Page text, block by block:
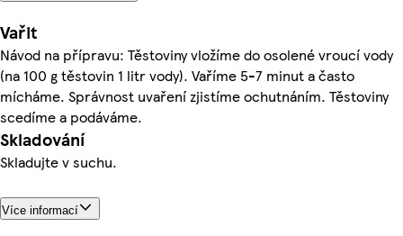
Vařit
Návod na přípravu: Těstoviny vložíme do osolené vroucí vody
(na 100 g těstovin 1 litr vody). Vaříme 5-7 minut a často
mícháme. Správnost uvaření zjistíme ochutnáním. Těstoviny
scedíme a podáváme.
Skladování
Skladujte v suchu.
Více informací